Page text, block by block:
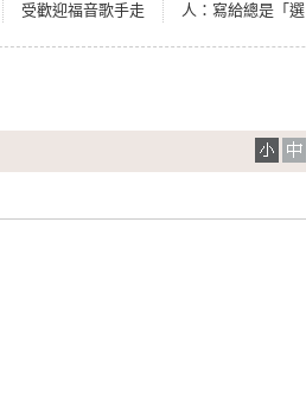
受歡迎福音歌手走
人：寫給總是「選